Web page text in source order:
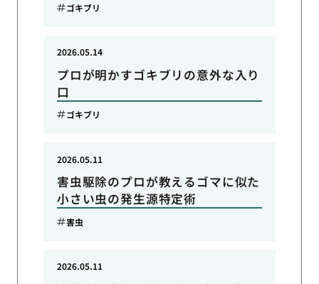
ゴキブリ
プロが明かすゴキブリの意外な入り
口
2026.05.14
ゴキブリ
害虫駆除のプロが教えるゴマに似た
小さい虫の発生源特定術
2026.05.11
害虫
2026.05.11